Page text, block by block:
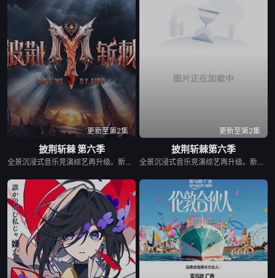
20230319期 20230305期
20230226期 20230219期
20230205期 20230115期
20230101期 20221225期 20221204期
20221127期 20221113期 20221106期
20240218 20240225 20240303
20240317 20240324 20240331
20240407 20240414 20240428
更新至第2集
披荆斩棘 第六季
全景沉浸式音乐竞演综艺再升级。新一季在延续经典的同时，将有全新的30位破局者，集结于此，他们来自不同疆域:荧幕传奇x舞台王者x跨界先锋x国际面孔……一场关于“男性力量”的重新定义，打破传统男性叙事框架，构建这个时代最丰富的男性样本图鉴。 2025年10月28日，该节目入选2025芒果秋季招商大会2026综艺片单。
更新至第2集
披荆斩棘第六季
全景沉浸式音乐竞演综艺再升级。新一季在延续经典的同时，将有全新的30位破局者，集结于此，他们来自不同疆域:荧幕传奇x舞台王者x跨界先锋x国际面孔……一场关于“男性力量”的重新定义，打破传统男性叙事框架，构建这个时代最丰富的男性样本图鉴。 &nbsp; &nbsp; &nbsp; &nbsp; &nbsp; &nbsp; &nbsp; &nbsp; &nbsp; &nbsp; &nbsp; &nbsp; &nbsp; &nbsp; &nbsp; &nbsp; &nbsp; &nbsp; &nbsp; &nbsp; &nbsp; &nbsp; &nbsp; &nbsp; &nbsp; &nbsp; &nbsp; &nbsp; &nbsp; &nbsp; &nbsp; &nbsp; &nbsp; &nbsp; &nbsp; 2025年10月28日，该节目入选2025芒果秋季招商大会2026综艺片单。